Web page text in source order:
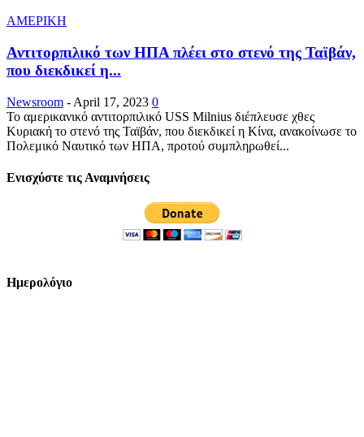
ΑΜΕΡΙΚΗ
Αντιτορπιλικό των ΗΠΑ πλέει στο στενό της Ταϊβάν,
που διεκδικεί η...
Newsroom - April 17, 2023 0
Το αμερικανικό αντιτορπιλικό USS Milnius διέπλευσε χθες
Κυριακή το στενό της Ταϊβάν, που διεκδικεί η Κίνα, ανακοίνωσε το
Πολεμικό Ναυτικό των ΗΠΑ, προτού συμπληρωθεί...
Ενισχύστε τις Αναμνήσεις
Ημερολόγιο